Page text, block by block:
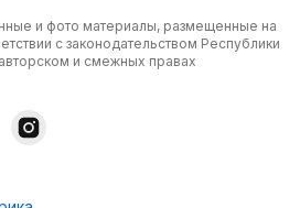
и фото материалы, размещенные на
с законодательством Республики
и смежных правах